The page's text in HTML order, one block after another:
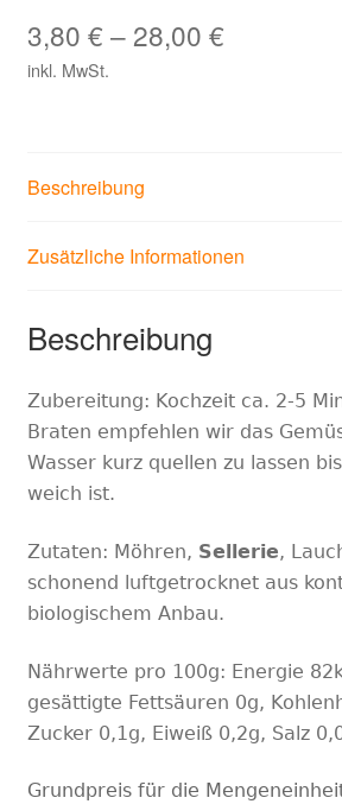
3,80 € – 28,00 €
inkl. MwSt.
Beschreibung
Zusätzliche Informationen
Beschreibung
Zubereitung: Kochzeit ca. 2-5
Braten empfehlen wir das
Wasser kurz quellen zu lassen
weich ist.
Zutaten: Möhren, Sellerie,
schonend luftgetrocknet aus
biologischem Anbau.
Nährwerte pro 100g: Energie
gesättigte Fettsäuren 0g,
Zucker 0,1g, Eiweiß 0,2g, Salz
Grundpreis für die